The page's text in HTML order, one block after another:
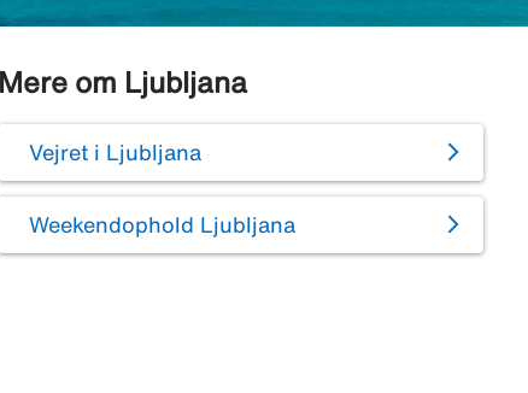
Mere om Ljubljana
Vejret i Ljubljana
Weekendophold Ljubljana